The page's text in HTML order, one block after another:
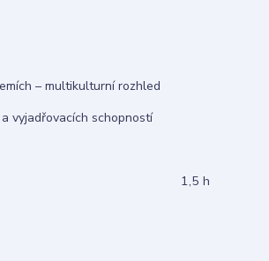
– multikulturní rozhled
vyjadřovacích schopností
h